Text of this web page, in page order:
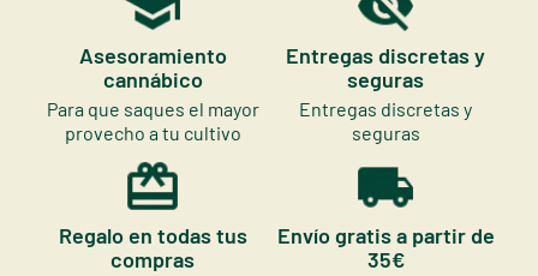
Asesoramiento
cannábico
Para que saques el mayor
provecho a tu cultivo
Entregas discretas y
seguras
Entregas discretas y
seguras
Regalo en todas tus
compras
Envío gratis a partir de
35€